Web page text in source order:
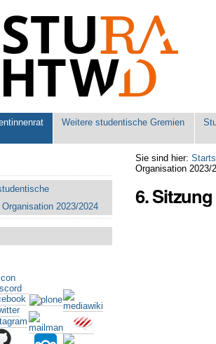
Weitere studentische Gremien
Sie sind hier:
Organisation 2023/
6.
2023/2024